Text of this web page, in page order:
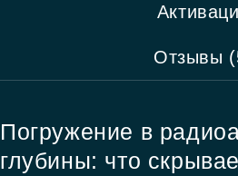
Отзывы
Погружение в
глубины: что